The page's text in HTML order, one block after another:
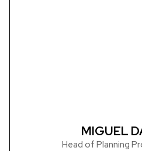
MIGUEL
Head of Planning